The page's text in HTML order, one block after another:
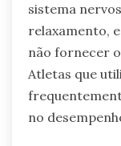
sistema
relaxamento,
não fornecer
Atletas que
no